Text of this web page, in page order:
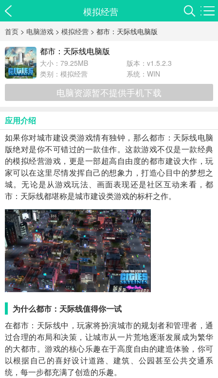
模拟经营
首页 > 电脑游戏 > 模拟经营 > 都市：天际线电脑版
都市：天际线电脑版
大小：79.25MB
版本：v1.5.2.3
类别： 模拟经营 系统：WIN
电脑资源暂不提供手机下载
应用介绍
如果你对城市建设类游戏情有独钟，那么都市：天际线电脑
版绝对是你不可错过的一款佳作。这款游戏不仅是一款经典
的模拟经营游戏，更是一部超高自由度的都市建设大作，玩
家可以在这里尽情发挥自己的想象力，打造心目中的梦想之
城。无论是从游戏玩法、画面表现还是社区互动来看，都
市：天际线都堪称是城市建设类游戏的标杆之作。
为什么都市：天际线值得你一试
在都市：天际线中，玩家将扮演城市的规划者和管理者，通
过合理的布局和决策，让城市从一片荒地逐渐发展成为繁华
的大都市。游戏的核心乐趣在于高度自由的建造体验，你可
以根据自己的喜好设计道路、建筑、公园甚至公共交通系
统，每一步都充满了创造的乐趣。